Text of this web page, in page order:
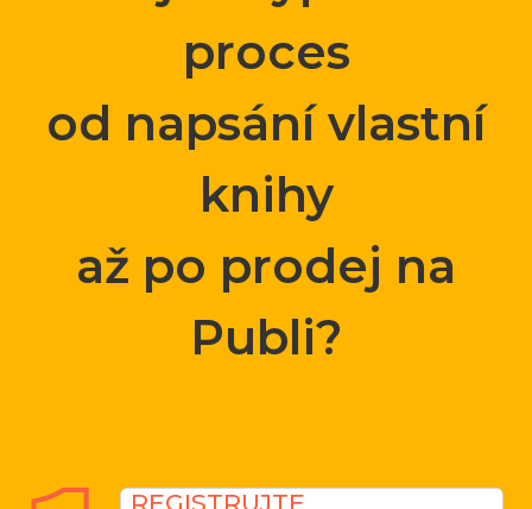
proces
od napsání vlastní
knihy
až po prodej na
Publi?
REGISTRUJTE